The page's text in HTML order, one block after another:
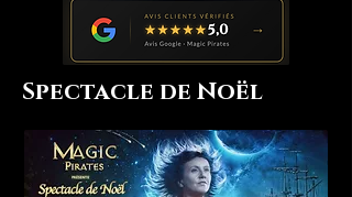
Spectacle de Noël